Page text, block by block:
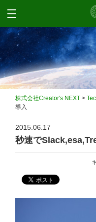
株式会社Creator's NEXT >
導入
2015.06.17
秒速で